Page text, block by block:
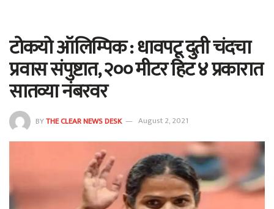
टोकयो ऑलिम्पिक : धावपटू दुती चंदचा
प्रवास संपुष्टात, २०० मीटर हिट ४ प्रकारात
सातव्या नंबरवर
BYTHE CLEAR NEWS DESK August 2, 2021